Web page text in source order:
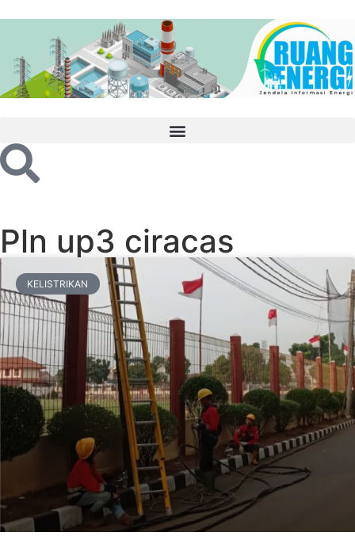
Pln up3 ciracas
KELISTRIKAN